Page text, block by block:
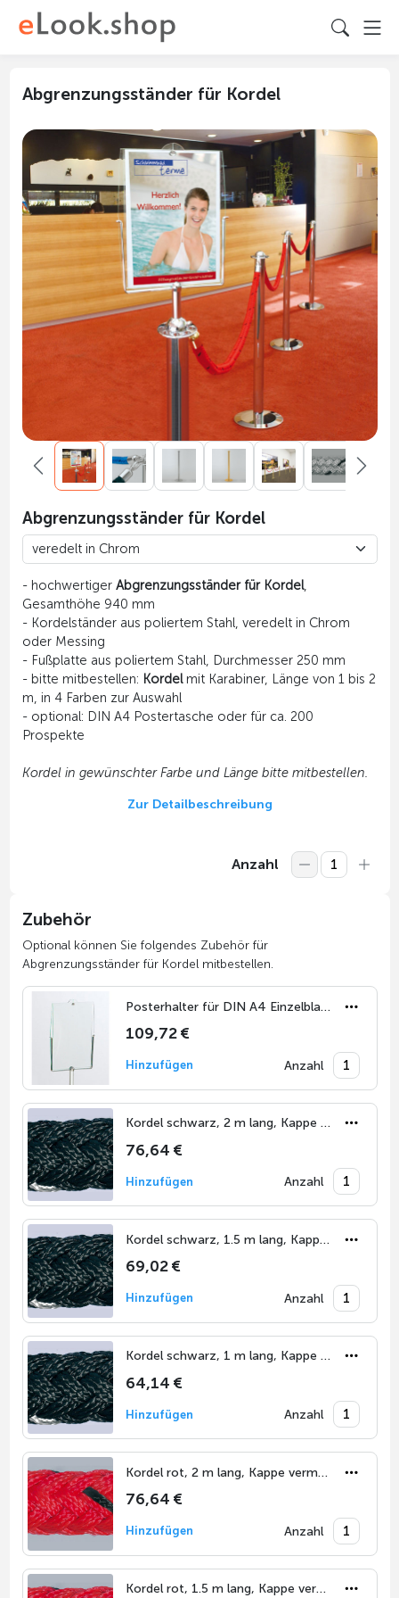
Abgrenzungsständer für Kordel
Abgrenzungsständer für Kordel
- hochwertiger Abgrenzungsständer für Kordel,
Gesamthöhe 940 mm
- Kordelständer aus poliertem Stahl, veredelt in Chrom
oder Messing
- Fußplatte aus poliertem Stahl, Durchmesser 250 mm
- bitte mitbestellen: Kordelmit Karabiner, Länge von 1 bis 2
m, in 4 Farben zur Auswahl
- optional: DIN A4 Postertasche oder für ca. 200
Prospekte
Kordel in gewünschter Farbe und Länge bitte mitbestellen.
Zur Detailbeschreibung
Anzahl
Zubehör
Optional können Sie folgendes Zubehör für
Abgrenzungsständer für Kordel mitbestellen.
Posterhalter für DIN A4 Einzelblatt
109,72 €
Hinzufügen Anzahl
Kordel schwarz, 2 m lang, Kappe vermessingt
76,64 €
Hinzufügen Anzahl
Kordel schwarz, 1.5 m lang, Kappe vermessingt
69,02 €
Hinzufügen Anzahl
Kordel schwarz, 1 m lang, Kappe vermessingt
64,14 €
Hinzufügen Anzahl
Kordel rot, 2 m lang, Kappe vermessingt
76,64 €
Hinzufügen Anzahl
Kordel rot, 1.5 m lang, Kappe vermessingt